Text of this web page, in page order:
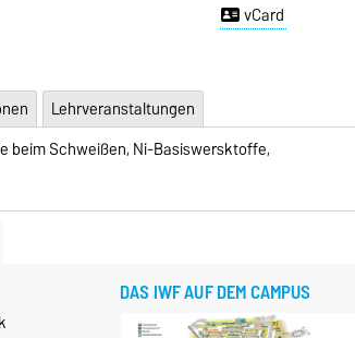
vCard
Lehrveranstaltungen
beim Schweißen, Ni-Basiswersktoffe,
DAS IWF AUF DEM CAMPUS